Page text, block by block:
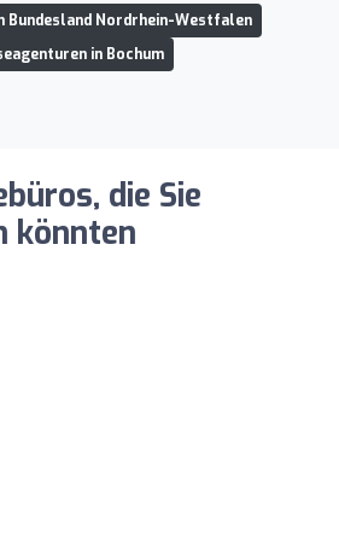
Bundesland Nordrhein-Westfalen
in Bochum
die Sie
könnten